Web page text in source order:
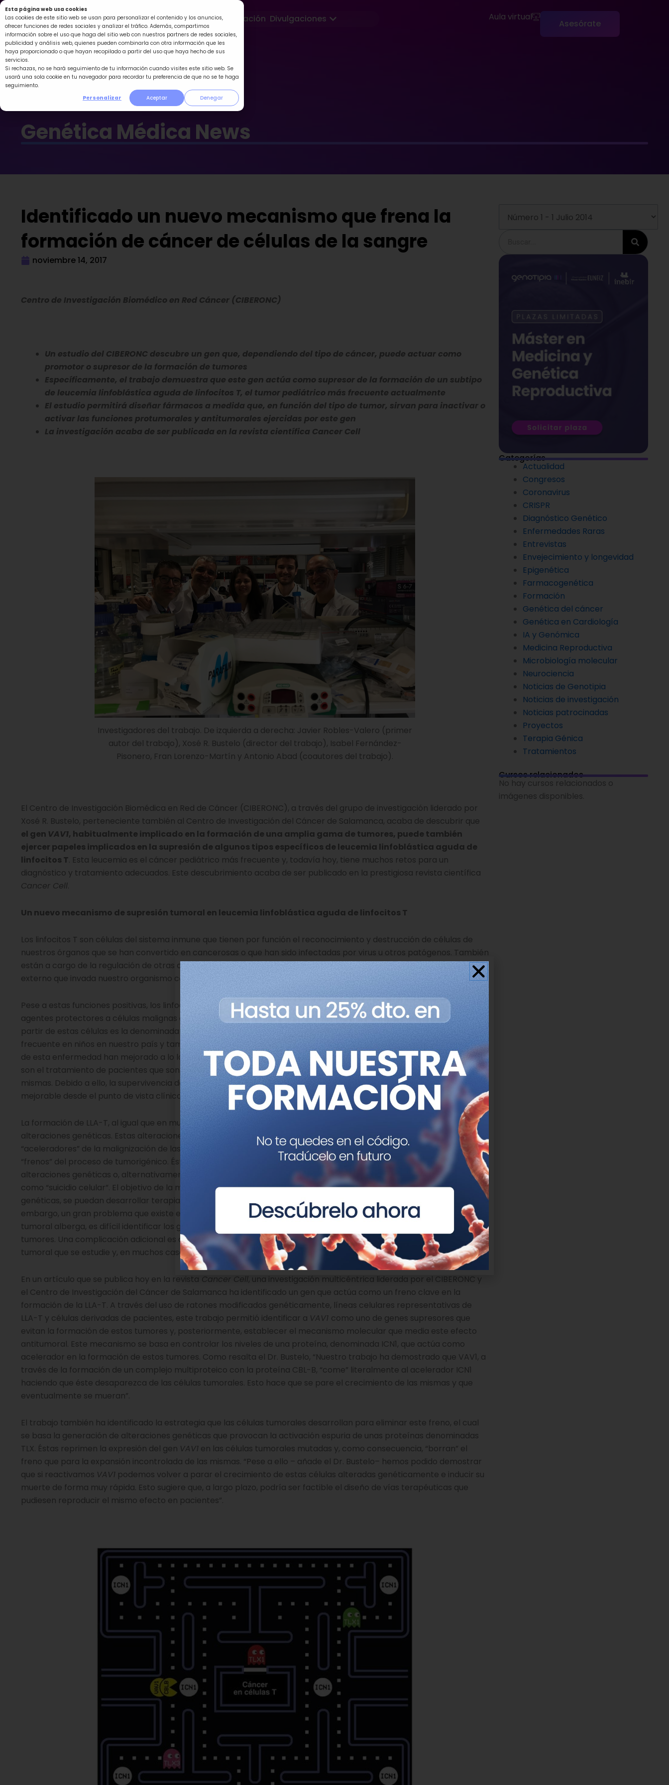
Esta página web usa cookies
Las cookies de este sitio web se usan para personalizar el contenido y los anuncios,
ofrecer funciones de redes sociales y analizar el tráfico. Además, compartimos
información sobre el uso que haga del sitio web con nuestros partners de redes sociales,
publicidad y análisis web, quienes pueden combinarla con otra información que les
haya proporcionado o que hayan recopilado a partir del uso que haya hecho de sus
servicios.
Si rechazas, no se hará seguimiento de tu información cuando visites este sitio web. Se
usará una sola cookie en tu navegador para recordar tu preferencia de que no se te haga
seguimiento.
Personalizar
Aceptar Denegar
Ir
al
contenido
Formación Divulgaciones Abrir Divulgaciones Aula virtual
Asesórate
Genética Médica News
Identificado un nuevo mecanismo que frena la
formación de cáncer de células de la sangre
noviembre 14, 2017
Centro de Investigación Biomédico en Red Cáncer (CIBERONC)
Un estudio del CIBERONC descubre un gen que, dependiendo del tipo de cáncer, puede actuar como
promotor o supresor de la formación de tumores
Específicamente, el trabajo demuestra que este gen actúa como supresor de la formación de un subtipo
de leucemia linfoblástica aguda de linfocitos T, el tumor pediátrico más frecuente actualmente
El estudio permitirá diseñar fármacos a medida que, en función del tipo de tumor, sirvan para inactivar o
activar las funciones protumorales y antitumorales ejercidas por este gen
La investigación acaba de ser publicada en la revista científica Cancer Cell
Investigadores del trabajo. De izquierda a derecha: Javier Robles-Valero (primer
autor del trabajo), Xosé R. Bustelo (director del trabajo), Isabel Fernández-
Pisonero, Fran Lorenzo-Martín y Antonio Abad (coautores del trabajo).
El Centro de Investigación Biomédica en Red de Cáncer (CIBERONC), a través del grupo de investigación liderado por
Xosé R. Bustelo, perteneciente también al Centro de Investigación del Cáncer de Salamanca, acaba de descubrir que
el gen VAV1, habitualmente implicado en la formación de una amplia gama de tumores, puede también
ejercer papeles implicados en la supresión de algunos tipos específicos de leucemia linfoblástica aguda de
linfocitos T. Esta leucemia es el cáncer pediátrico más frecuente y, todavía hoy, tiene muchos retos para un
diagnóstico y tratamiento adecuados. Este descubrimiento acaba de ser publicado en la prestigiosa revista científica
Cancer Cell.
Un nuevo mecanismo de supresión tumoral en leucemia linfoblástica aguda de linfocitos T
Los linfocitos T son células del sistema inmune que tienen por función el reconocimiento y destrucción de células de
nuestros órganos que se han convertido en cancerosas o que han sido infectadas por virus u otros patógenos. También
están a cargo de la regulación de otras células del sistema inmune implicadas en la destrucción de cualquier agente
externo que invada nuestro organismo como pueden ser productos químicos o bacterias.
Pese a estas funciones positivas, los linfocitos T sufren en algunos casos alteraciones genéticas que los hacen pasar de
agentes protectores a células malignas causantes de tumores. Uno de los cánceres más frecuentes que se originan a
partir de estas células es la denominada leucemia linfoblástica aguda de linfocitos T (LLA-T). Este tumor es el más
frecuente en niños en nuestro país y también afecta a un número significativo de adultos. Los porcentajes de curación
de esta enfermedad han mejorado a lo largo de estos últimos años, aunque todavía presenta importantes retos como
son el tratamiento de pacientes que son resistentes a las terapias actuales o que recaen tras la aplicación de las
mismas. Debido a ello, la supervivencia de los pacientes con estos tumores (68% de los casos) es todavía hoy muy
mejorable desde el punto de vista clínico.
La formación de LLA-T, al igual que en muchos otros cánceres, está causada por la acumulación de múltiples
alteraciones genéticas. Estas alteraciones, denominadas mutaciones, causan la activación de genes que actúan como
“aceleradores” de la malignización de las células y, al mismo tiempo, la inactivación de otros genes que actúan como
“frenos” del proceso de tumorigénico. Éstos últimos genes frenan el crecimiento de las células que han sufrido
alteraciones genéticas o, alternativamente, inducen la muerte de las mismas a través de un mecanismo conocido
como “suicidio celular”. El objetivo de la medicina personalizada es que, a través del conocimiento de estas alteraciones
genéticas, se puedan desarrollar terapias adecuadas que permitan la eliminación de las células cancerosas. Sin
embargo, un gran problema que existe en este campo es que, dados los múltiples cambios genéticos que una célula
tumoral alberga, es difícil identificar los genes alterados que actúan como acelerador y freno en la formación de
tumores. Una complicación adicional es que muchas de estas alteraciones son diferentes dependiendo del tipo
tumoral que se estudie y, en muchos casos, incluso del subtipo clínico de un mismo tumor.
En un artículo que se publica hoy en la revista Cancer Cell, una investigación multicéntrica liderada por el CIBERONC y
el Centro de Investigación del Cáncer de Salamanca ha identificado un gen que actúa como un freno clave en la
formación de la LLA-T. A través del uso de ratones modificados genéticamente, líneas celulares representativas de
LLA-T y células derivadas de pacientes, este trabajo permitió identificar a VAV1 como uno de genes supresores que
evitan la formación de estos tumores y, posteriormente, establecer el mecanismo molecular que media este efecto
antitumoral. Este mecanismo se basa en controlar los niveles de una proteína, denominada ICN1, que actúa como
acelerador en la formación de estos tumores. Como resalta el Dr. Bustelo, “Nuestro trabajo ha demostrado que VAV1, a
través de la formación de un complejo multiproteico con la proteína CBL-B, “come” literalmente al acelerador ICN1
haciendo que éste desaparezca de las células tumorales. Esto hace que se pare el crecimiento de las mismas y que
eventualmente se mueran”.
El trabajo también ha identificado la estrategia que las células tumorales desarrollan para eliminar este freno, el cual
se basa la generación de alteraciones genéticas que provocan la activación espuria de unas proteínas denominadas
TLX. Éstas reprimen la expresión del gen VAV1 en las células tumorales mutadas y, como consecuencia, “borran” el
freno que para la expansión incontrolada de las mismas. “Pese a ello – añade el Dr. Bustelo– hemos podido demostrar
que si reactivamos VAV1 podemos volver a parar el crecimiento de estas células alteradas genéticamente e inducir su
muerte de forma muy rápida. Esto sugiere que, a largo plazo, podría ser factible el diseño de vías terapéuticas que
pudiesen reproducir el mismo efecto en pacientes”.
Categorías
Actualidad
Congresos
Coronavirus
CRISPR
Diagnóstico Genético
Enfermedades Raras
Entrevistas
Envejecimiento y longevidad
Epigenética
Farmacogenética
Formación
Genética del cáncer
Genética en Cardiología
IA y Genómica
Medicina Reproductiva
Microbiología molecular
Neurociencia
Noticias de Genotipia
Noticias de investigación
Noticias patrocinadas
Proyectos
Terapia Génica
Tratamientos
Cursos relacionados
No hay cursos relacionados o
imágenes disponibles.